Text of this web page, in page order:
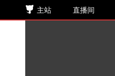
主站 直播间